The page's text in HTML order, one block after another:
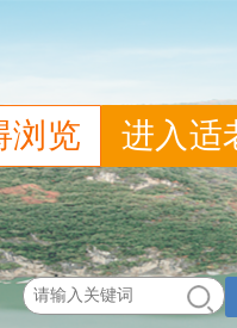
浏览 进入适